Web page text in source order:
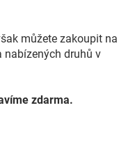
můžete zakoupit na
nabízených druhů v
zdarma.